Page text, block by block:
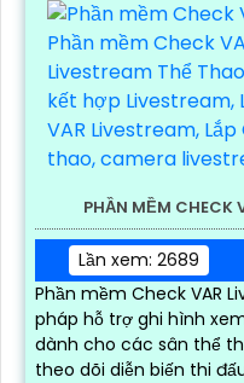
PHẦN MỀM CHECK
Lần xem: 2689
Phần mềm Check VAR
pháp hỗ trợ ghi hình
dành cho các sân thể
theo dõi diễn biến thi